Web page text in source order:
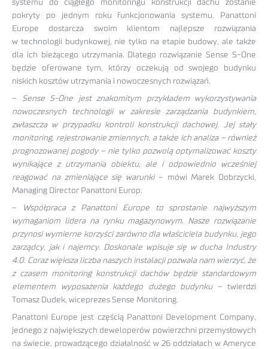
systemu do ciągłego monitoringu konstrukcji dachu zostanie
pokryty po jednym roku funkcjonowania systemu. Panattoni
Europe dostarcza swoim klientom najlepsze rozwiązania
w technologii budynkowej, nie tylko na etapie budowy, ale także
dla ich bieżącego utrzymania. Dlatego rozwiązanie Sense S-One
będzie oferowane tym, którzy oczekują od swojego budynku
niskich kosztów utrzymania i nowoczesnych rozwiązań.
– Sense S-One jest znakomitym przykładem wykorzystywania
nowoczesnych technologii w zakresie zarządzania budynkiem,
zwłaszcza w przypadku kontroli konstrukcji dachowej. Jej stały
monitoring, rejestrowanie zmiennych, a także ich analiza – również
prognozowanej pogody – nie tylko pozwolą optymalizować koszty
wynikające z utrzymania obiektu, ale i odpowiednio wcześniej
reagować na zmieniające się warunki– mówi Marek Dobrzycki,
Managing Director Panattoni Europ.
–
Współpraca z Panattoni Europe to sprostanie najwyższym
wymaganiom lidera na rynku magazynowym. Nasze rozwiązanie
przynosi wymierne korzyści zarówno dla właściciela budynku, jego
zarządcy, jak i najemcy. Doskonale wpisuje się w ducha Industry
4.0. Coraz większa liczba naszych instalacji pozwala nam wierzyć, że
z czasem monitoring konstrukcji dachów będzie standardowym
elementem wyposażenia każdego dużego budynku– twierdzi
Tomasz Dudek, wiceprezes Sense Monitoring.
Panattoni Europe jest częścią Panattoni Development Company,
jednego z największych deweloperów powierzchni przemysłowych
na świecie, prowadzącego działalność w 26 oddziałach w Ameryce